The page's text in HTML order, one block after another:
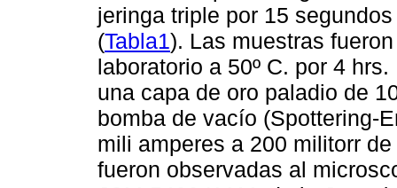
jeringa triple por 15
(Tabla1). Las muestras
laboratorio a 50º C. por 4
una capa de oro paladio de
bomba de vacío (Spottering-
mili amperes a 200 militorr
fueron observadas al